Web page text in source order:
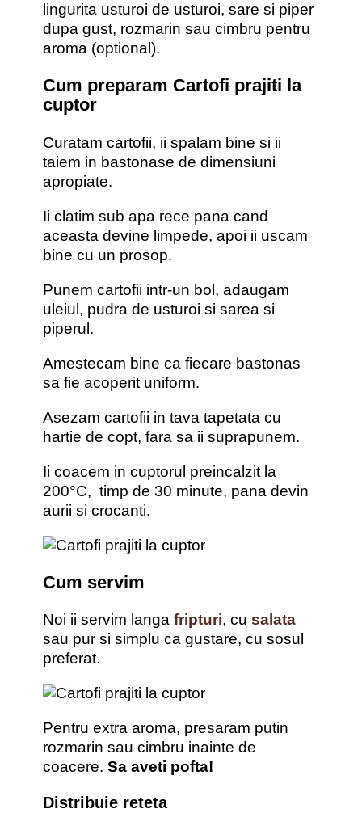
lingurita usturoi de usturoi, sare si piper
dupa gust, rozmarin sau cimbru pentru
aroma (optional).
Cum preparam Cartofi prajiti la
cuptor
Curatam cartofii, ii spalam bine si ii
taiem in bastonase de dimensiuni
apropiate.
Ii clatim sub apa rece pana cand
aceasta devine limpede, apoi ii uscam
bine cu un prosop.
Punem cartofii intr-un bol, adaugam
uleiul, pudra de usturoi si sarea si
piperul.
Amestecam bine ca fiecare bastonas
sa fie acoperit uniform.
Asezam cartofii in tava tapetata cu
hartie de copt, fara sa ii suprapunem.
Ii coacem in cuptorul preincalzit la
200°C, timp de 30 minute, pana devin
aurii si crocanti.
Cum servim
Noi ii servim langa fripturi, cu salata
sau pur si simplu ca gustare, cu sosul
preferat.
Pentru extra aroma, presaram putin
rozmarin sau cimbru inainte de
coacere. Sa aveti pofta!
Distribuie reteta